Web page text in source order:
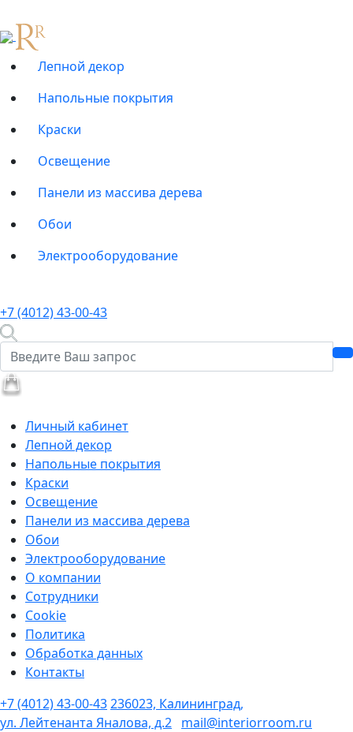
Лепной декор
Напольные покрытия
Краски
Освещение
Панели из массива дерева
Обои
Электрооборудование
+7 (4012) 43-00-43
Личный кабинет
Лепной декор
Напольные покрытия
Краски
Освещение
Панели из массива дерева
Обои
Электрооборудование
О компании
Сотрудники
Cookie
Политика
Обработка данных
Контакты
+7 (4012) 43-00-43236023, Калининград,
ул. Лейтенанта Яналова, д.2 mail@interiorroom.ru